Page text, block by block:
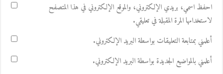
احفظ اسمي، بريدي الإلكتروني، والموقع الإلكتروني في هذا المتصفح
لاستخدامها المرة المقبلة في تعليقي.
أعلمني بمتابعة التعليقات بواسطة البريد الإلكتروني.
أعلمني بالمواضيع الجديدة بواسطة البريد الإلكتروني.